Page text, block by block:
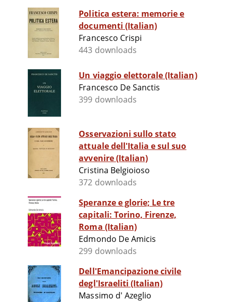
Politica estera: memorie e
documenti (Italian)
Francesco Crispi
443 downloads
Un viaggio elettorale (Italian)
Francesco De Sanctis
399 downloads
Osservazioni sullo stato
attuale dell'Italia e sul suo
avvenire (Italian)
Cristina Belgioioso
372 downloads
Speranze e glorie; Le tre
capitali: Torino, Firenze,
Roma (Italian)
Edmondo De Amicis
299 downloads
Dell'Emancipazione civile
degl'Israeliti (Italian)
Massimo d' Azeglio